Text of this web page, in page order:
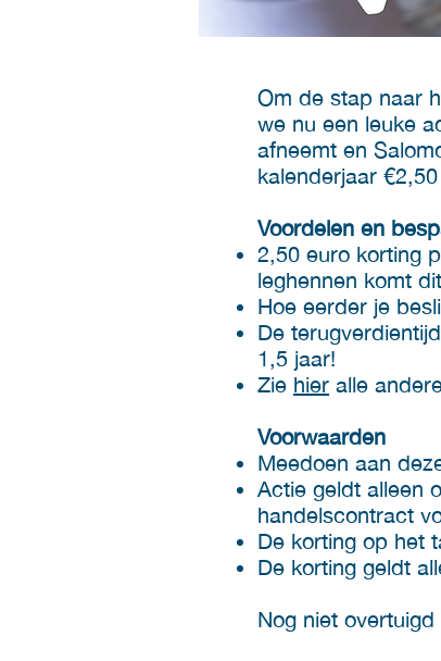
Om de stap naar
we nu een leuke
afneemt en
kalenderjaar
Voordelen en
2,50 euro korting
leghennen komt
Hoe eerder je
De
1,5 jaar!
Zie hier alle
Voorwaarden
Meedoen aan
Actie geldt alleen
handelscontract
De korting op het
De korting geldt
Nog niet